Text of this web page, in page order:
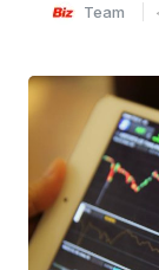
Team